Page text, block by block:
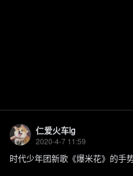
仁爱火车lg
2020-4-7 11:59
时代少年团新歌《爆米花》的手